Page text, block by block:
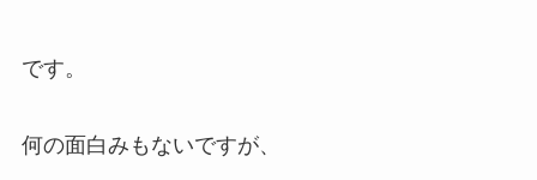
です。
何の面白みもないですが、